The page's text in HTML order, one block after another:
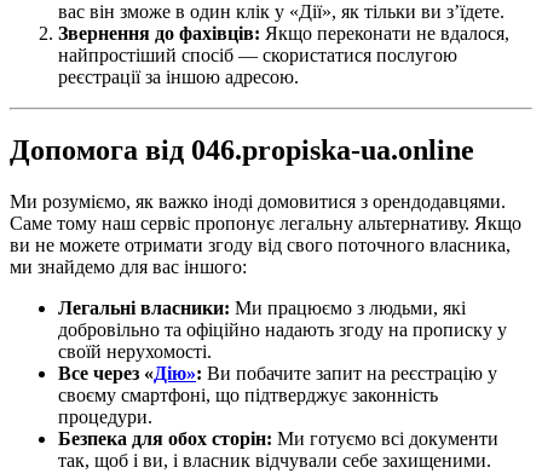
вас він зможе в один клік у «Дії», як тільки ви з’їдете.
Звернення до фахівців: Якщо переконати не вдалося,
найпростіший спосіб — скористатися послугою
реєстрації за іншою адресою.
Допомога від 046.propiska-ua.online
Ми розуміємо, як важко іноді домовитися з орендодавцями.
Саме тому наш сервіс пропонує легальну альтернативу. Якщо
ви не можете отримати згоду від свого поточного власника,
ми знайдемо для вас іншого:
Легальні власники: Ми працюємо з людьми, які
добровільно та офіційно надають згоду на прописку у
своїй нерухомості.
Все через «Дію»: Ви побачите запит на реєстрацію у
своєму смартфоні, що підтверджує законність
процедури.
Безпека для обох сторін: Ми готуємо всі документи
так, щоб і ви, і власник відчували себе захищеними.